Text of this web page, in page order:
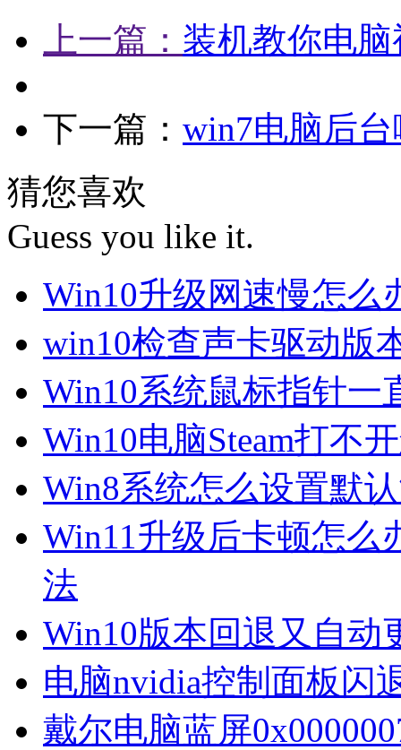
上一篇： 装机教你电
下一篇： win7电脑后
猜您喜欢
Guess you like it.
Win10升级网速慢怎么
win10检查声卡驱动版
Win10系统鼠标指针一
Win10电脑Steam打不
Win8系统怎么设置默
Win11升级后卡顿怎么
法
Win10版本回退又自动
电脑nvidia控制面板闪
戴尔电脑蓝屏